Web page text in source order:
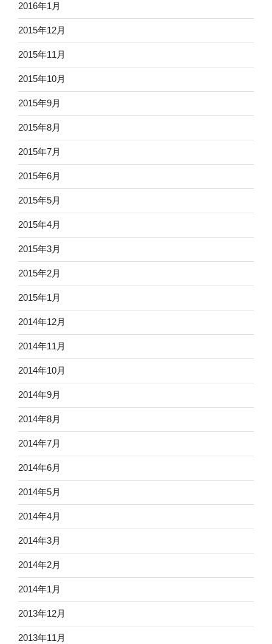
2016年1月
2015年12月
2015年11月
2015年10月
2015年9月
2015年8月
2015年7月
2015年6月
2015年5月
2015年4月
2015年3月
2015年2月
2015年1月
2014年12月
2014年11月
2014年10月
2014年9月
2014年8月
2014年7月
2014年6月
2014年5月
2014年4月
2014年3月
2014年2月
2014年1月
2013年12月
2013年11月